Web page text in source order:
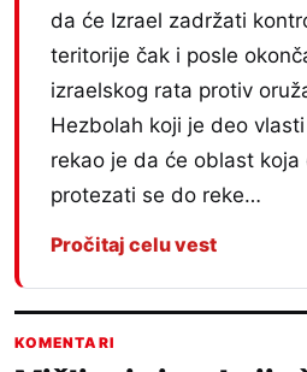
da će Izrael zadržati
teritorije čak i posle
izraelskog rata protiv
Hezbolah koji je deo
rekao je da će oblast
protezati se do reke…
Pročitaj celu vest
KOMENTARI